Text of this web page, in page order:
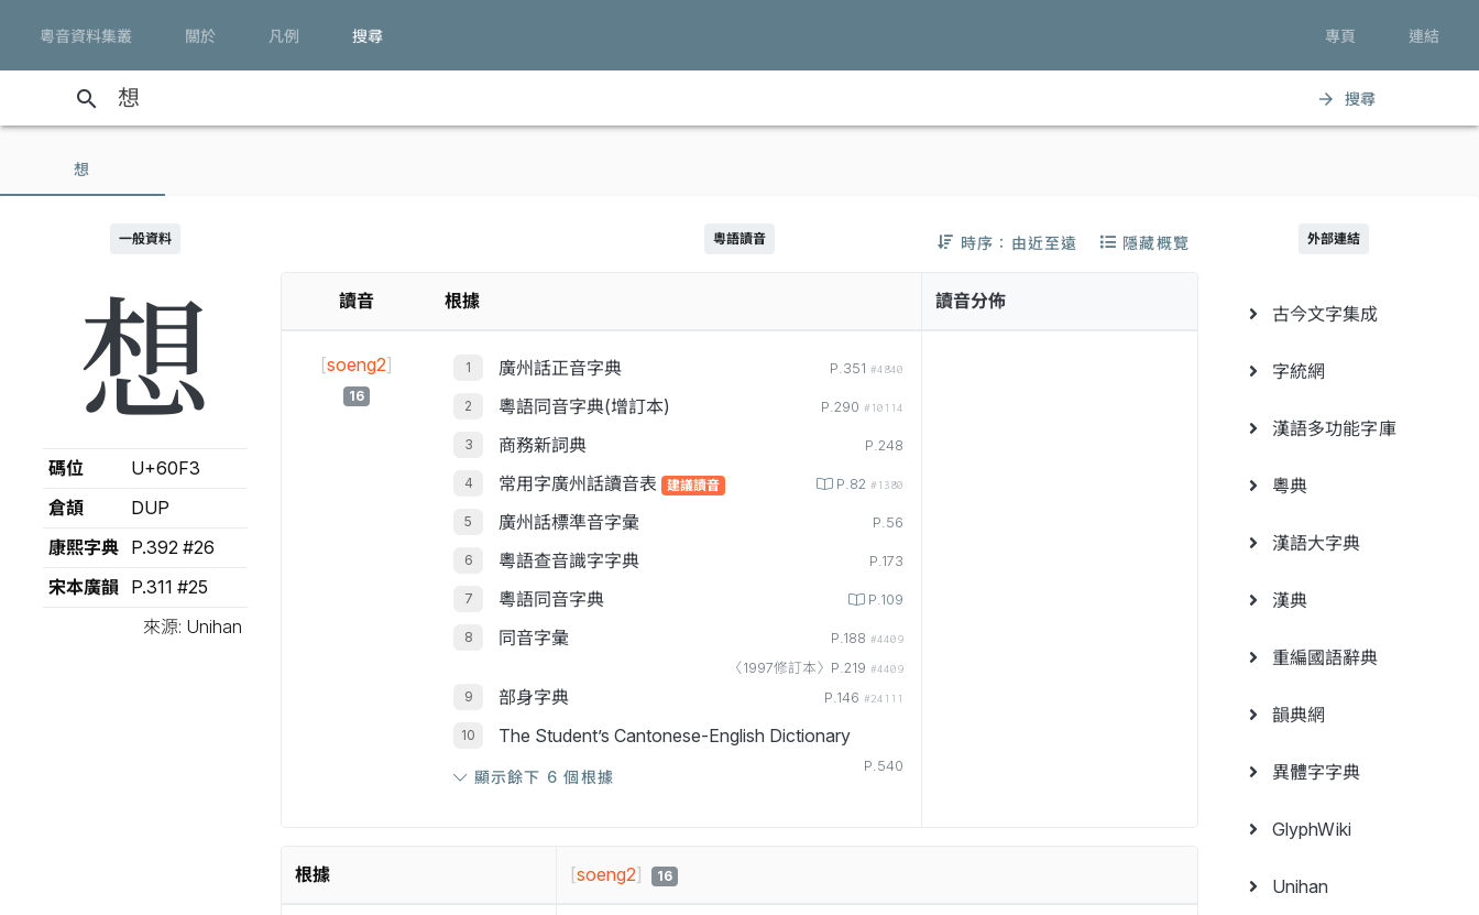
粵音資料集叢 關於 凡例 搜尋 專頁 連結
search arrow_forward 搜尋
想
一般資料
想
碼位
U+60F3
倉頡
DUP
康熙字典
P.392 #26
宋本廣韻
P.311 #25
來源: Unihan
粵語讀音 時序：由近至遠 隱藏概覽
讀音 根據
[soeng2]
16
廣州話正音字典 P.351 #4840
粵語同音字典(增訂本) P.290 #10114
商務新詞典 P.248
常用字廣州話讀音表 建議讀音 P.82 #1380
廣州話標準音字彙 P.56
粵語查音識字字典 P.173
粵語同音字典 P.109
同音字彙 P.188 #4409
〈1997修訂本〉P.219 #4409
部身字典 P.146 #24111
The Student’s Cantonese-English Dictionary
P.540
顯示餘下 6 個根據
讀音分佈
根據 [soeng2] 16
外部連結
古今文字集成
字統網
漢語多功能字庫
粵典
漢語大字典
漢典
重編國語辭典
韻典網
異體字字典
GlyphWiki
Unihan